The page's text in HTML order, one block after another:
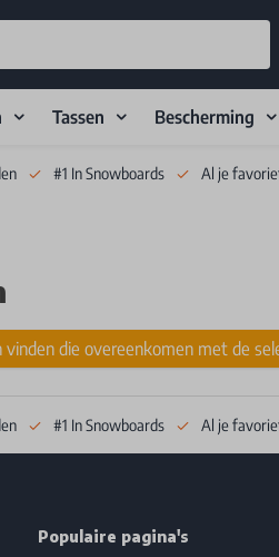
Tassen Bescherming
#1 In Snowboards Al je
die overeenkomen met de
#1 In Snowboards Al je
Populaire pagina's